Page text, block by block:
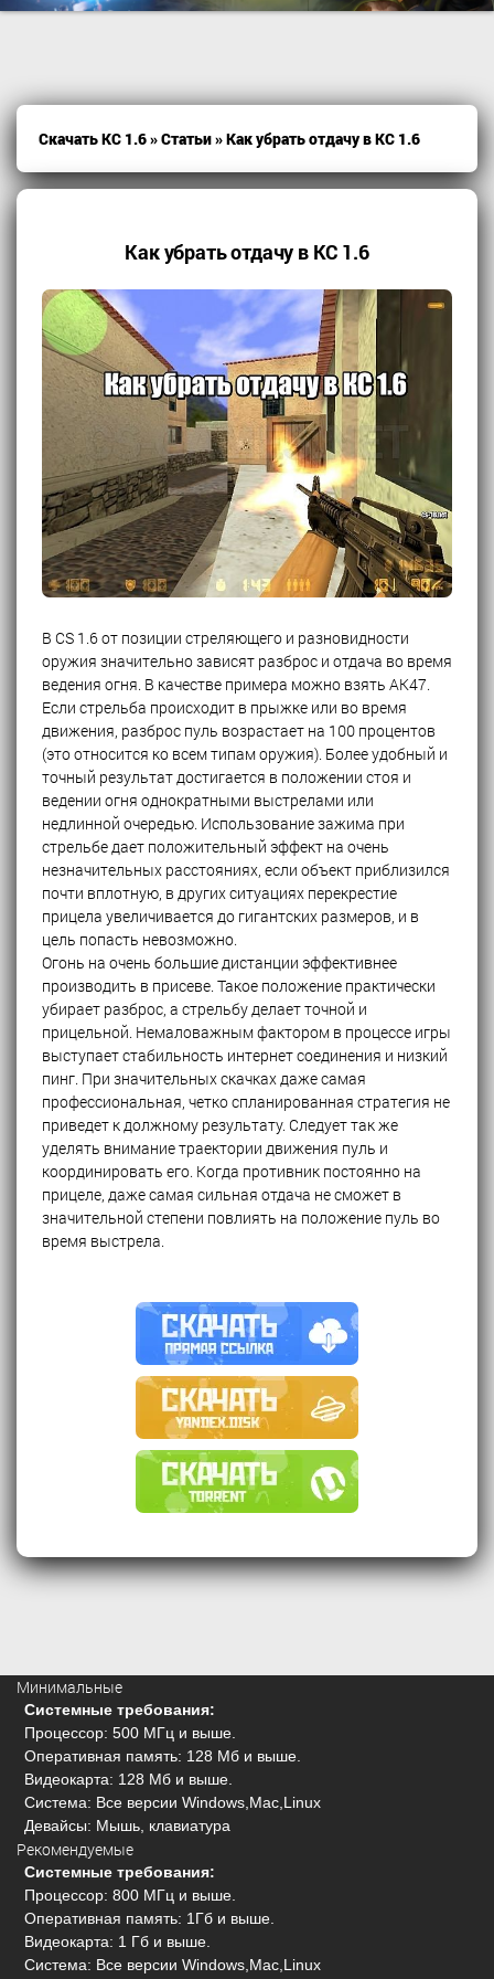
Скачать КС 1.6»Статьи» Как убрать отдачу в КС 1.6
Как убрать отдачу в КС 1.6
В CS 1.6 от позиции стреляющего и разновидности
оружия значительно зависят разброс и отдача во время
ведения огня. В качестве примера можно взять АК47.
Если стрельба происходит в прыжке или во время
движения, разброс пуль возрастает на 100 процентов
(это относится ко всем типам оружия). Более удобный и
точный результат достигается в положении стоя и
ведении огня однократными выстрелами или
недлинной очередью. Использование зажима при
стрельбе дает положительный эффект на очень
незначительных расстояниях, если объект приблизился
почти вплотную, в других ситуациях перекрестие
прицела увеличивается до гигантских размеров, и в
цель попасть невозможно.
Огонь на очень большие дистанции эффективнее
производить в присеве. Такое положение практически
убирает разброс, а стрельбу делает точной и
прицельной. Немаловажным фактором в процессе игры
выступает стабильность интернет соединения и низкий
пинг. При значительных скачках даже самая
профессиональная, четко спланированная стратегия не
приведет к должному результату. Следует так же
уделять внимание траектории движения пуль и
координировать его. Когда противник постоянно на
прицеле, даже самая сильная отдача не сможет в
значительной степени повлиять на положение пуль во
время выстрела.
Минимальные
Системные требования:
Процессор: 500 МГц и выше.
Оперативная память: 128 Мб и выше.
Видеокарта: 128 Мб и выше.
Система: Все версии Windows,Mac,Linux
Девайсы: Мышь, клавиатура
Рекомендуемые
Системные требования:
Процессор: 800 МГц и выше.
Оперативная память: 1Гб и выше.
Видеокарта: 1 Гб и выше.
Система: Все версии Windows,Mac,Linux